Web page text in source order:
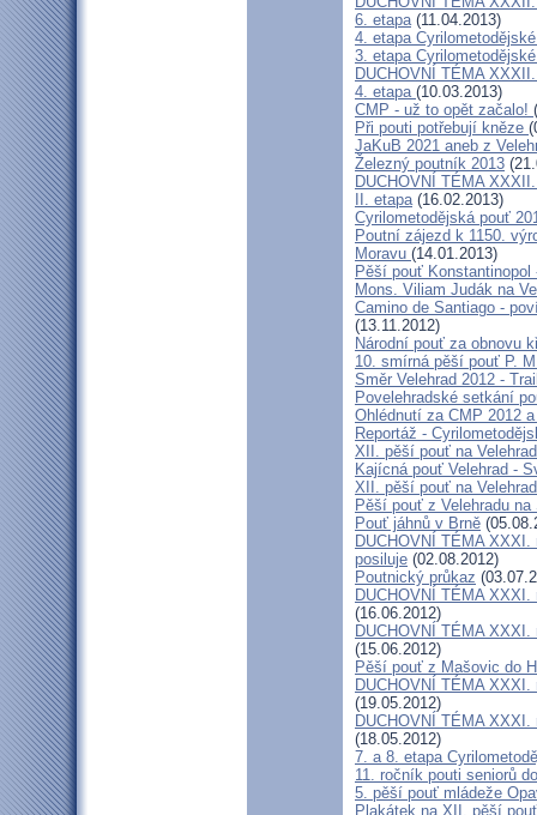
6. etapa(11.04.2013)
4. etapa
3. etapa
DUCHOVNÍ TÉMA
4. etapa (10.03.2013)
CMP - už to opět začalo!
Při pouti potřebují kněze
JaKuB 2021 aneb z
Železný poutník 2013
DUCHOVNÍ TÉMA
II. etapa(16.02.2013)
Cyrilometodějská pouť
Poutní zájezd k 1150.
Moravu (14.01.2013)
Pěší pouť Konstantinopol
Mons. Viliam Judák na
Camino de Santiago -
(13.11.2012)
Národní pouť za obnovu
10. smírná pěší pouť P.
Směr Velehrad 2012 -
Povelehradské setkání
Ohlédnutí za CMP 2012
Reportáž -
XII. pěší pouť na
Kajícná pouť Velehrad -
XII. pěší pouť na
Pěší pouť z Velehradu na
Pouť jáhnů v Brně
DUCHOVNÍ TÉMA
posiluje (02.08.2012)
Poutnický průkaz
DUCHOVNÍ TÉMA
(16.06.2012)
DUCHOVNÍ TÉMA
(15.06.2012)
Pěší pouť z Mašovic do
DUCHOVNÍ TÉMA
(19.05.2012)
DUCHOVNÍ TÉMA
(18.05.2012)
7. a 8. etapa
11. ročník pouti seniorů
5. pěší pouť mládeže
Plakátek na XII. pěší